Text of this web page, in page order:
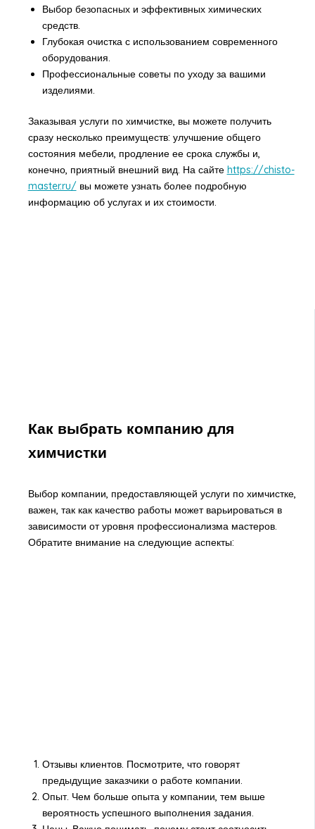
Выбор безопасных и эффективных химических
средств.
Глубокая очистка с использованием современного
оборудования.
Профессиональные советы по уходу за вашими
изделиями.
Заказывая услуги по химчистке, вы можете получить
сразу несколько преимуществ: улучшение общего
состояния мебели, продление ее срока службы и,
конечно, приятный внешний вид. На сайте https://chisto-
master.ru/вы можете узнать более подробную
информацию об услугах и их стоимости.
Как выбрать компанию для
химчистки
Выбор компании, предоставляющей услуги по химчистке,
важен, так как качество работы может варьироваться в
зависимости от уровня профессионализма мастеров.
Обратите внимание на следующие аспекты:
Отзывы клиентов. Посмотрите, что говорят
предыдущие заказчики о работе компании.
Опыт. Чем больше опыта у компании, тем выше
вероятность успешного выполнения задания.